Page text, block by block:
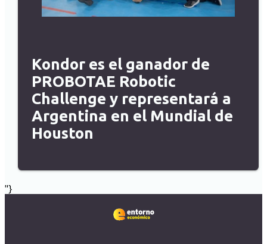
Kondor es el ganador de
PROBOTAE Robotic
Challenge y representará a
Argentina en el Mundial de
Houston
"}